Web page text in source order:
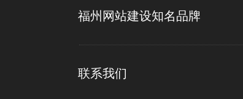
福州网站建设知名品牌
联系我们